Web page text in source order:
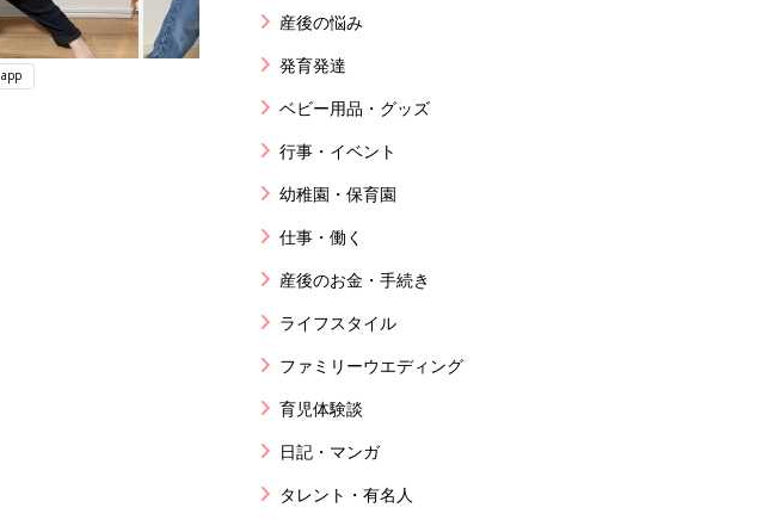
app
産後の悩み
発育発達
ベビー用品・グッズ
行事・イベント
幼稚園・保育園
仕事・働く
産後のお金・手続き
ライフスタイル
ファミリーウエディング
育児体験談
日記・マンガ
タレント・有名人